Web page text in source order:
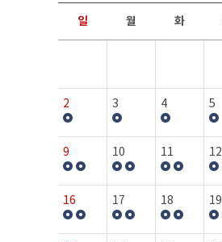
현장실습/IPP사업단
커뮤니티
일 월 화
2 3 4 5
9 10 11 12
16 17 18 19